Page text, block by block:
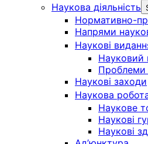
Наукова діяльність
Нормативно-
Напрями
Наукові
Науковий
Проблеми
Наукові заходи
Наукова
Наукове
Наукові
Наукові